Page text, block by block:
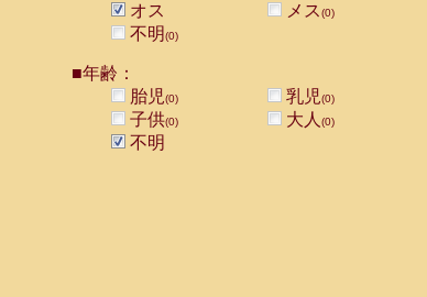
オス
メス(0)
不明(0)
■年齢：
胎児(0) 乳児(0)
子供(0) 大人 (0)
不明